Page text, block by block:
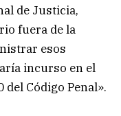
de Justicia,
fuera de la
esos
incurso en el
Código Penal».